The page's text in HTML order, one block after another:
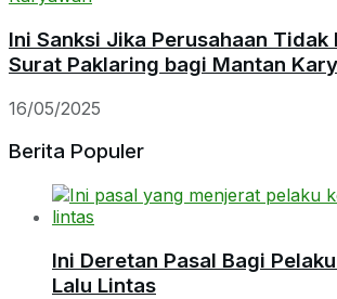
Ini Sanksi Jika Perusahaan Tidak
Surat Paklaring bagi Mantan
16/05/2025
Berita Populer
Ini Deretan Pasal Bagi
Lalu Lintas